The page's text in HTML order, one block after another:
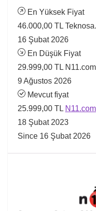
En Yüksek Fiyat
46.000,00 TL
16 Şubat 2026
En Düşük Fiyat
29.999,00 TL N11.com
9 Ağustos 2026
Mevcut fiyat
25.999,00 TL N11.com
18 Şubat 2023
Since 16 Şubat 2026